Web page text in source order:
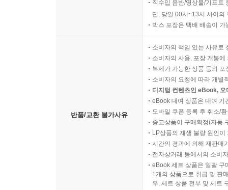
직수입 음반/영상물/기프트
단, 당일 00시~13시 사이의
박스 포장은 택배 배송이
반품/교환 불가사유
소비자의 책임 있는 사유로
소비자의 사용, 포장 개봉
복제가 가능한 상품 등의
소비자의 요청에 따라 개별
디지털 컨텐츠인 eBook,
eBook 대여 상품은 대여 기
모바일 쿠폰 등록 후 취소/
중고상품이 구매확정(자동
LP상품의 재생 불량 원인
시간의 경과에 의해 재판매
전자상거래 등에서의 소비
eBook 세트 상품은 일괄 구
1개의 상품으로 취급 및 판
우, 세트 상품 전부 및 세트